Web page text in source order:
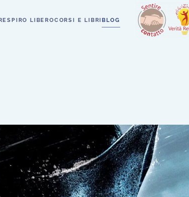
LIBEROCORSI E LIBRIBLOG